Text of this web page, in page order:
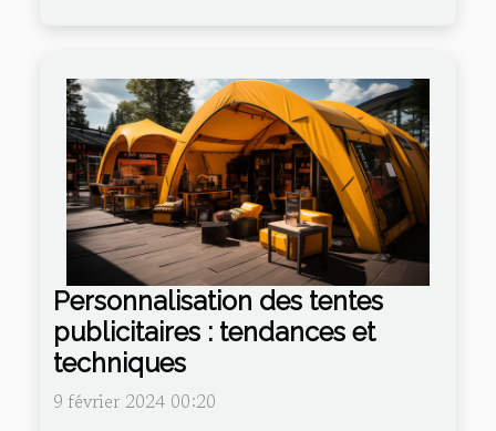
Personnalisation des tentes
publicitaires : tendances et
techniques
9 février 2024 00:20